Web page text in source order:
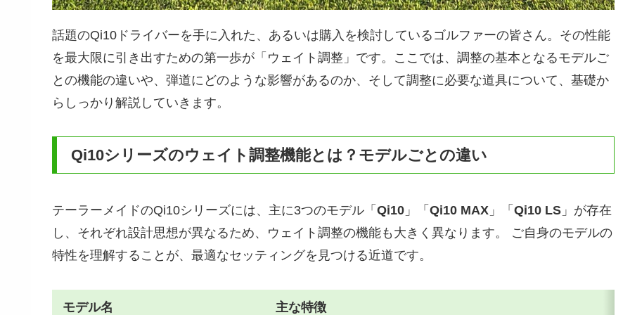
話題のQi10ドライバーを手に入れた、あるいは購入を検討しているゴルファーの皆さん。その性能
を最大限に引き出すための第一歩が「ウェイト調整」です。ここでは、調整の基本となるモデルご
との機能の違いや、弾道にどのような影響があるのか、そして調整に必要な道具について、基礎か
らしっかり解説していきます。
Qi10シリーズのウェイト調整機能とは？モデルごとの違い
テーラーメイドのQi10シリーズには、主に3つのモデル「 Qi10 」「 Qi10 MAX 」「 Qi10 LS 」が存在
し、それぞれ設計思想が異なるため、ウェイト調整の機能も大きく異なります。 ご自身のモデルの
特性を理解することが、最適なセッティングを見つける近道です。
モデル名 主な特徴